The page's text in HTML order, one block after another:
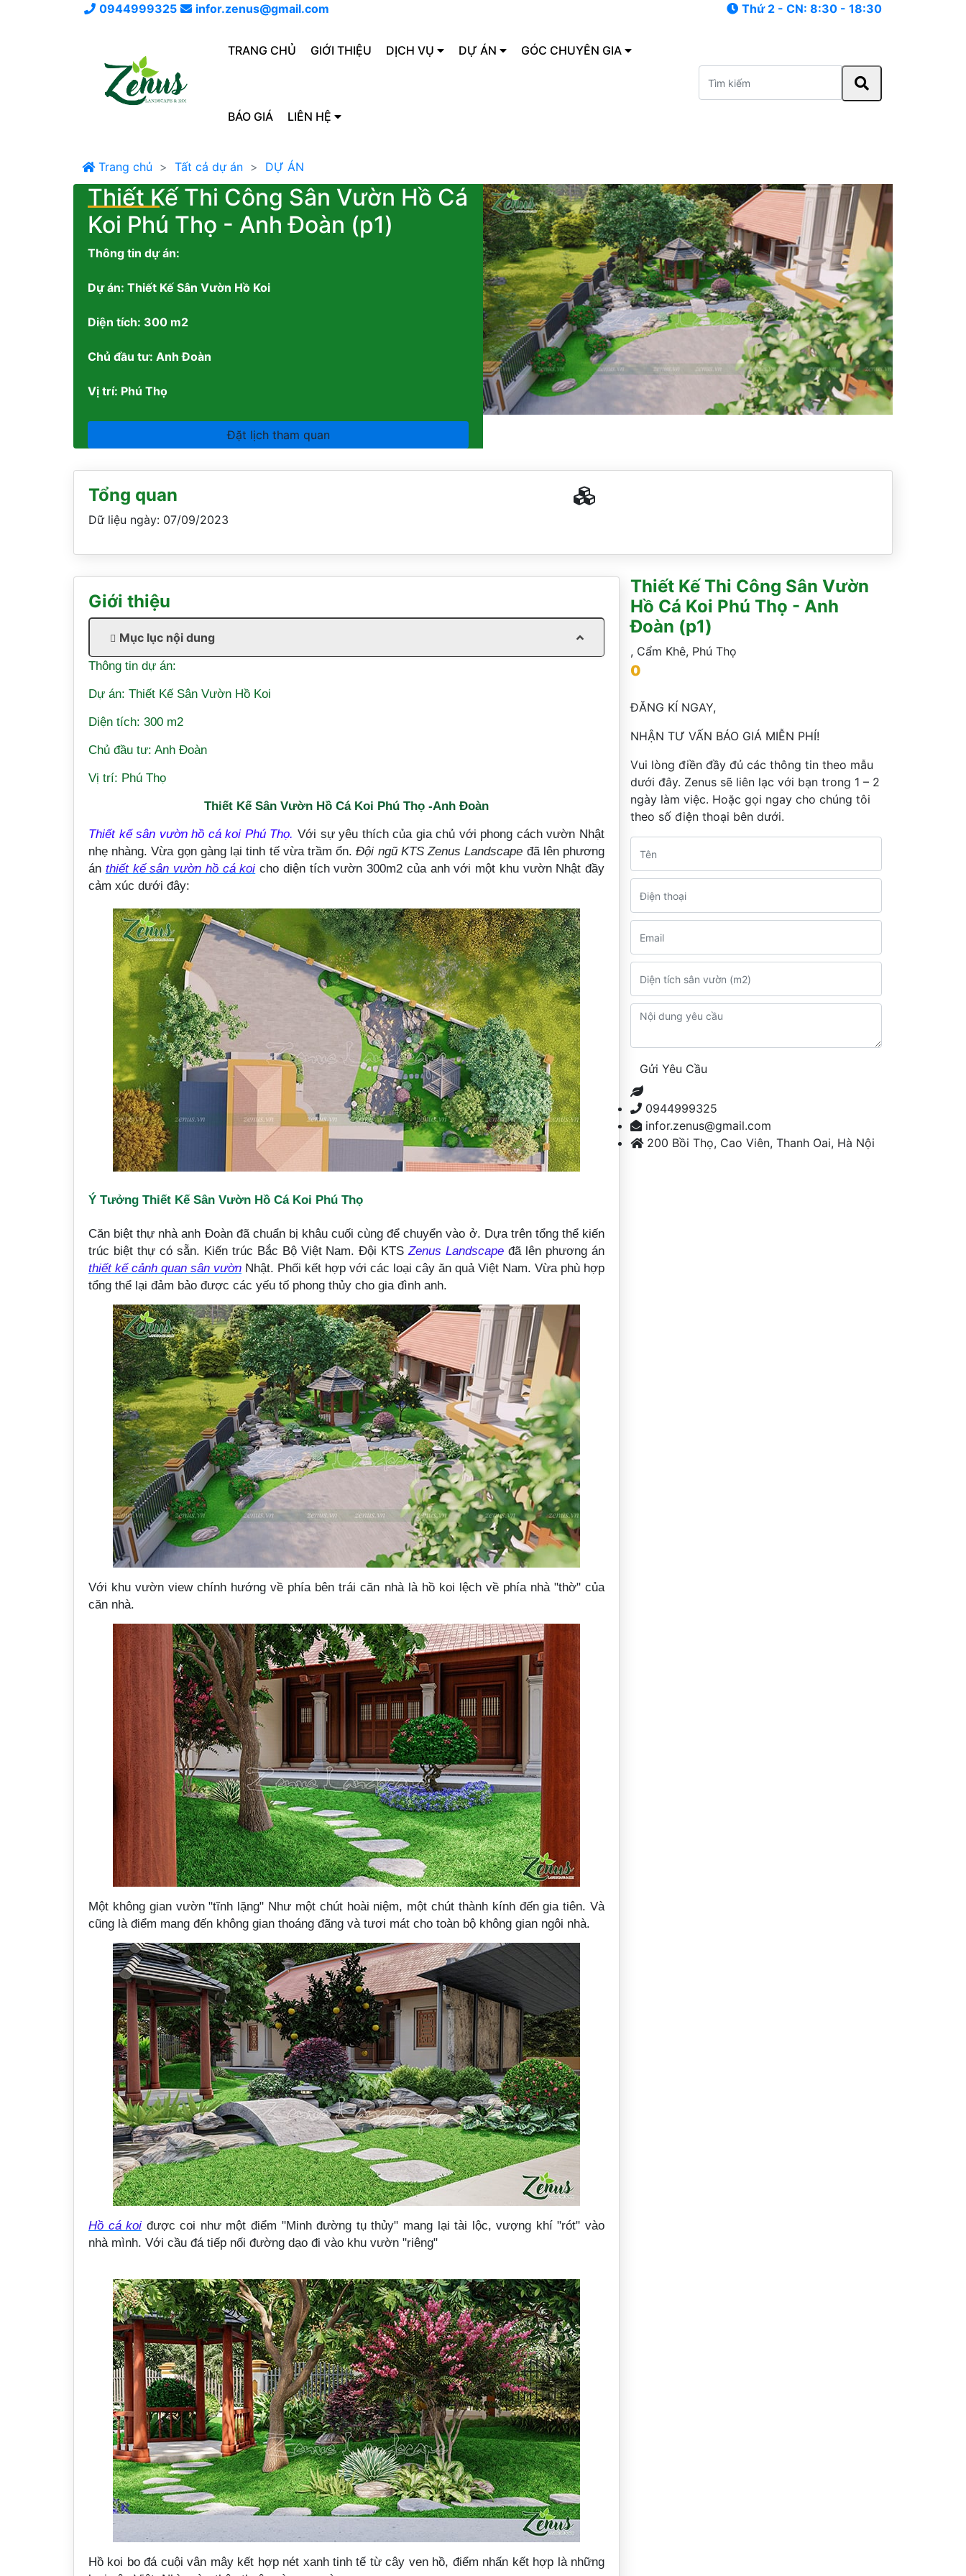
0944999325 infor.zenus@gmail.com Thứ 2 - CN: 8:30 - 18:30
TRANG CHỦ GIỚI THIỆU DỊCH VỤ DỰ ÁN GÓC CHUYÊN GIA
BÁO GIÁ LIÊN HỆ
Trang chủ Tất cả dự án DỰ ÁN
Thiết Kế Thi Công Sân Vườn Hồ Cá
Koi Phú Thọ - Anh Đoàn (p1)
Thông tin dự án:
Dự án: Thiết Kế Sân Vườn Hồ Koi
Diện tích: 300 m2
Chủ đầu tư: Anh Đoàn
Vị trí: Phú Thọ
Đặt lịch tham quan
Tổng quan
Dữ liệu ngày: 07/09/2023
Giới thiệu
Mục lục nội dung
Thông tin dự án:
Dự án: Thiết Kế Sân Vườn Hồ Koi
Diện tích: 300 m2
Chủ đầu tư: Anh Đoàn
Vị trí: Phú Thọ
Thiết Kế Sân Vườn Hồ Cá Koi Phú Thọ -Anh Đoàn
Thiết kế sân vườn hồ cá koi Phú Thọ. Với sự yêu thích của gia chủ với phong cách vườn Nhật
nhẹ nhàng. Vừa gọn gàng lại tinh tế vừa trầm ổn.Đội ngũ KTS Zenus Landscape đã lên phương
án thiết kế sân vườn hồ cá koi cho diện tích vườn 300m2 của anh với một khu vườn Nhật đầy
cảm xúc dưới đây:
Ý Tưởng Thiết Kế Sân Vườn Hồ Cá Koi Phú Thọ
Căn biệt thự nhà anh Đoàn đã chuẩn bị khâu cuối cùng để chuyển vào ở. Dựa trên tổng thể kiến
trúc biệt thự có sẵn. Kiến trúc Bắc Bộ Việt Nam. Đội KTSZenus Landscape đã lên phương án
thiết kế cảnh quan sân vườn Nhật. Phối kết hợp với các loại cây ăn quả Việt Nam. Vừa phù hợp
tổng thể lại đảm bảo được các yếu tố phong thủy cho gia đình anh.
Với khu vườn view chính hướng về phía bên trái căn nhà là hồ koi lệch về phía nhà "thờ" của
căn nhà.
Một không gian vườn "tĩnh lặng" Như một chút hoài niệm, một chút thành kính đến gia tiên. Và
cũng là điểm mang đến không gian thoáng đãng và tươi mát cho toàn bộ không gian ngôi nhà.
Hồ cá koi được coi như một điểm "Minh đường tụ thủy" mang lại tài lộc, vượng khí "rót" vào
nhà mình. Với cầu đá tiếp nối đường dạo đi vào khu vườn "riêng"
Hồ koi bo đá cuội vân mây kết hợp nét xanh tinh tế từ cây ven hồ, điểm nhấn kết hợp là những
Thiết Kế Thi Công Sân Vườn
Hồ Cá Koi Phú Thọ - Anh
Đoàn (p1)
, Cẩm Khê, Phú Thọ
0
ĐĂNG KÍ NGAY,
NHẬN TƯ VẤN BÁO GIÁ MIỄN PHÍ!
Vui lòng điền đầy đủ các thông tin theo mẫu
dưới đây. Zenus sẽ liên lạc với bạn trong 1 – 2
ngày làm việc. Hoặc gọi ngay cho chúng tôi
theo số điện thoại bên dưới.
Gửi Yêu Cầu
0944999325
infor.zenus@gmail.com
200 Bồi Thọ, Cao Viên, Thanh Oai, Hà Nội